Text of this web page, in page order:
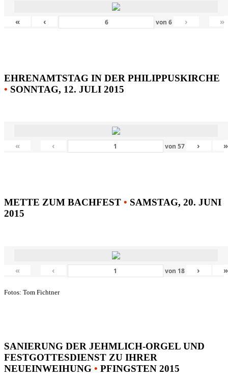
« ‹ von6 › »
EHRENAMTSTAG IN DER PHILIPPUSKIRCHE
• SONNTAG, 12. JULI 2015
« ‹ von 57 › »
METTE ZUM BACHFEST • SAMSTAG, 20. JUNI
2015
« ‹ von 18 › »
Fotos: Tom Fichtner
SANIERUNG DER JEHMLICH-ORGEL UND
FESTGOTTESDIENST ZU IHRER
NEUEINWEIHUNG • PFINGSTEN 2015